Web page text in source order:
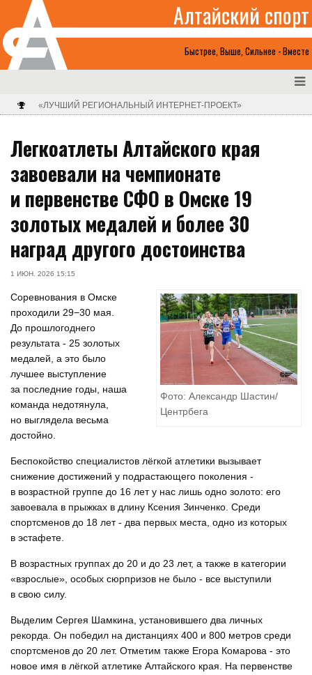
Быстрее, Выше, Сильнее - Вместе
Алтайский спорт
«ЛУЧШИЙ РЕГИОНАЛЬНЫЙ ИНТЕРНЕТ-ПРОЕКТ»
Легкоатлеты Алтайского края
завоевали на чемпионате
и первенстве СФО в Омске 19
золотых медалей и более 30
наград другого достоинства
1 ИЮН. 2026 15:15
Фото: Александр Шастин/
Центрбега
Соревнования в Омске
проходили 29−30 мая.
До прошлогоднего
результата - 25 золотых
медалей, а это было
лучшее выступление
за последние годы, наша
команда недотянула,
но выглядела весьма
достойно.
Беспокойство специалистов лёгкой атлетики вызывает
снижение достижений у подрастающего поколения -
в возрастной группе до 16 лет у нас лишь одно золото: его
завоевала в прыжках в длину Ксения Зинченко. Среди
спортсменов до 18 лет - два первых места, одно из которых
в эстафете.
В возрастных группах до 20 и до 23 лет, а также в категории
«взрослые», особых сюрпризов не было - все выступили
в свою силу.
Выделим Сергея Шамкина, установившего два личных
рекорда. Он победил на дистанциях 400 и 800 метров среди
спортсменов до 20 лет. Отметим также Егора Комарова - это
новое имя в лёгкой атлетике Алтайского края. На первенстве